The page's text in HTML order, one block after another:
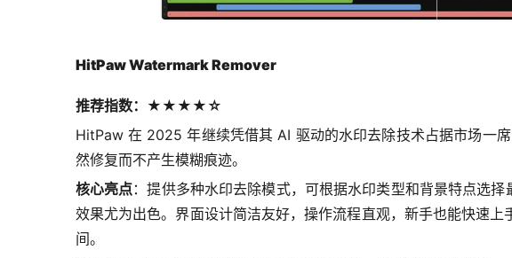
HitPaw Watermark Remover
推荐指数：★★★★☆
HitPaw 在 2025 年继续凭借其 AI 驱动的水印去除技术占据市场一
然修复而不产生模糊痕迹。
核心亮点：提供多种水印去除模式，可根据水印类型和背景特点选
效果尤为出色。界面设计简洁友好，操作流程直观，新手也能快速
间。